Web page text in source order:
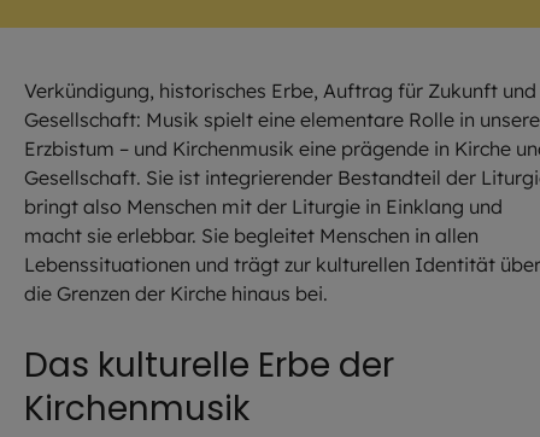
Verkündigung, historisches Erbe, Auftrag für Zukunft und
Gesellschaft: Musik spielt eine elementare Rolle in
Erzbistum – und Kirchenmusik eine prägende in Kirche
Gesellschaft. Sie ist integrierender Bestandteil der
bringt also Menschen mit der Liturgie in Einklang und
macht sie erlebbar. Sie begleitet Menschen in allen
Lebenssituationen und trägt zur kulturellen Identität über
die Grenzen der Kirche hinaus bei.
Das kulturelle Erbe der
Kirchenmusik